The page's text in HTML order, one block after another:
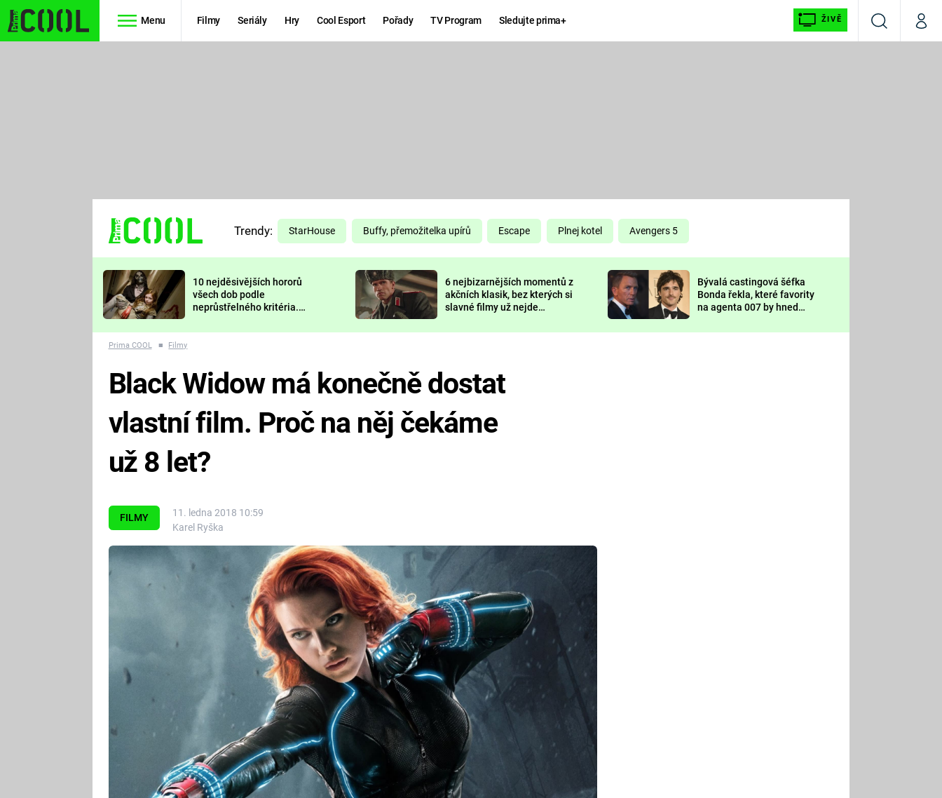
Menu Filmy Seriály Hry Cool Esport Pořady TV Program Sledujte prima+ ŽIVĚ
VyhledáváníMůj
TŘESKU
FUTURAMA
PREDÁTOR
DELIVERANCE
KOMEDIE
CHUCK
NORRIS
DEADPOOL
Prima LAJK
Sledujte nás
Trendy: StarHouse Buffy, přemožitelka upírů Escape Plnej kotel Avengers 5
10 nejděsivějších hororů
všech dob podle
neprůstřelného kritéria.
nejvíc zvednou tep?
6 nejbizarnějších momentů z
akčních klasik, bez kterých si
slavné filmy už nejde
Bývalá castingová šéfka
Bonda řekla, které favority
na agenta 007 by hned
Prima COOL ■ Filmy
FILMY
11. ledna 2018 10:59
Karel Ryška
Black Widow má konečně dostat
vlastní film. Proč na něj čekáme
už 8 let?